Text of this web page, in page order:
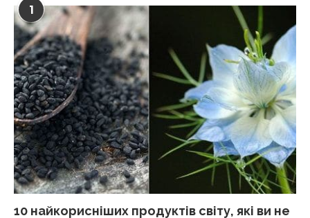
1
10 найкорисніших продуктів світу, які ви не